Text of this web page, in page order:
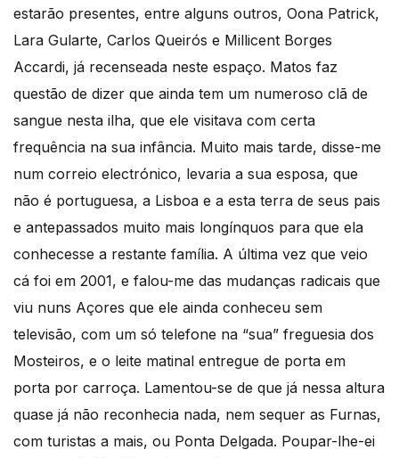
estarão presentes, entre alguns outros, Oona Patrick,
Lara Gularte, Carlos Queirós e Millicent Borges
Accardi, já recenseada neste espaço. Matos faz
questão de dizer que ainda tem um numeroso clã de
sangue nesta ilha, que ele visitava com certa
frequência na sua infância. Muito mais tarde, disse-me
num correio electrónico, levaria a sua esposa, que
não é portuguesa, a Lisboa e a esta terra de seus pais
e antepassados muito mais longínquos para que ela
conhecesse a restante família. A última vez que veio
cá foi em 2001, e falou-me das mudanças radicais que
viu nuns Açores que ele ainda conheceu sem
televisão, com um só telefone na “sua” freguesia dos
Mosteiros, e o leite matinal entregue de porta em
porta por carroça. Lamentou-se de que já nessa altura
quase já não reconhecia nada, nem sequer as Furnas,
com turistas a mais, ou Ponta Delgada. Poupar-lhe-ei